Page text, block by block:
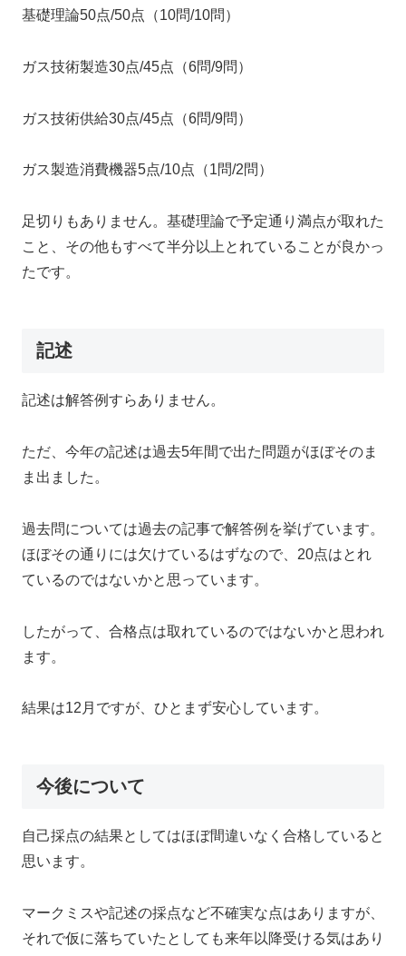
基礎理論50点/50点（10問/10問）
ガス技術製造30点/45点（6問/9問）
ガス技術供給30点/45点（6問/9問）
ガス製造消費機器5点/10点（1問/2問）
足切りもありません。基礎理論で予定通り満点が取れた
こと、その他もすべて半分以上とれていることが良かっ
たです。
記述
記述は解答例すらありません。
ただ、今年の記述は過去5年間で出た問題がほぼそのま
ま出ました。
過去問については過去の記事で解答例を挙げています。
ほぼその通りには欠けているはずなので、20点はとれ
ているのではないかと思っています。
したがって、合格点は取れているのではないかと思われ
ます。
結果は12月ですが、ひとまず安心しています。
今後について
自己採点の結果としてはほぼ間違いなく合格していると
思います。
マークミスや記述の採点など不確実な点はありますが、
それで仮に落ちていたとしても来年以降受ける気はあり